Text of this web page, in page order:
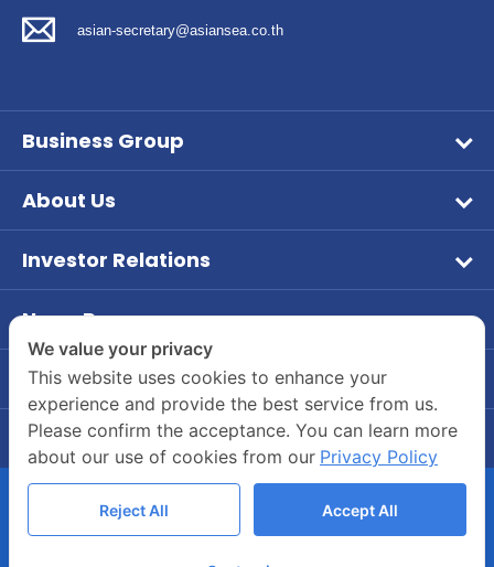
asian-secretary@asiansea.co.th
Business Group
Frozen Food
Tuna
Our Brands
About Us
Company Overview
Board of Director and Executive Management
Company Structure
Investor Relations
ข้อมูลทางการเงิน
รายงานประจำปี / แบบ 56-1
ข้อมูลผู้ถือหุ้น
การกำกับดูแลกิจการ
ข้อมูลนำเสนอแบบมัลติมีเดีย
News Room
PR News
Investor
CSR
Contact Us
Company's Contact Information
55/2 Moo 2, Rama 2 Road, Bang Krachao, Muang
Samut Sakhon 74000
(034) 822700-4
Career
Join Us
Company’s Benefits
We value your privacy
This website uses cookies to enhance your
experience and provide the best service from us.
Please confirm the acceptance. You can learn more
about our use of cookies from our Privacy Policy
Reject All Accept All